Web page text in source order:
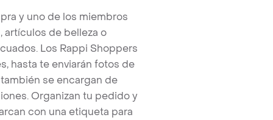
y uno de los miembros
artículos de belleza o
Los Rappi Shoppers
hasta te enviarán fotos de
se encargan de
Organizan tu pedido y
con una etiqueta para